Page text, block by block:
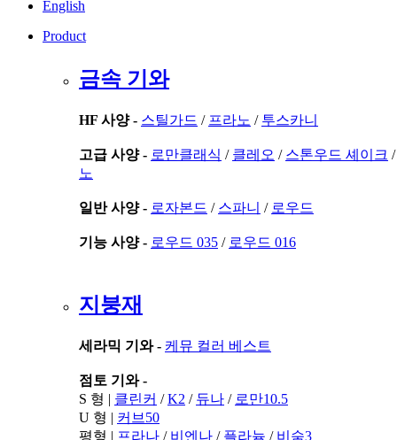
English
Product
금속 기와
HF 사양 - 스틸가드 / 프라노 / 투스카니
고급 사양 - 로만클래식 / 클레오 / 스톤우드 셰이크
노
일반 사양 - 로자본드 / 스파니 / 로우드
기능 사양 - 로우드 035 / 로우드 016
지붕재
세라믹 기와 - 케뮤 컬러 베스트
점토 기와 -
S 형 | 클린커 /K2 / 듀나 / 로만10.5
U 형 | 커브50
평형 | 프라나 / 비엔나 / 플라늄 / 비숨3